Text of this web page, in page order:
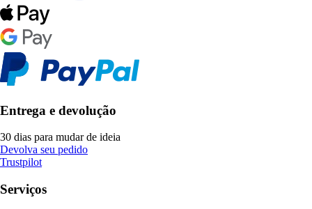
Entrega e devolução
30 dias para mudar de ideia
Devolva seu pedido
Trustpilot
Serviços